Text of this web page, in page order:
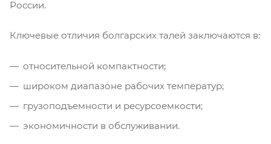
России.
Ключевые отличия болгарских талей заключаются в:
относительной компактности;
широком диапазоне рабочих температур;
грузоподъемности и ресурсоемкости;
экономичности в обслуживании.